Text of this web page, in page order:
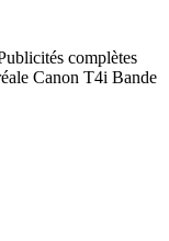
complètes
Canon T4i Bande